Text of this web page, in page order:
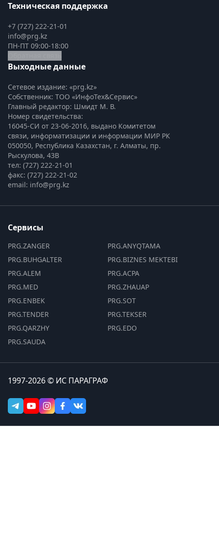
Техническая поддержка
+7 (727) 222-21-01
info@prg.kz
ПН-ПТ 09:00-18:00
Выходные данные
Сетевое издание: «prg.kz»
Собственник: ТОО «ИнфоТех&Сервис»
Главный редактор: Шмидт М. В.
Номер свидетельства:
16045-СИ от 23-06-2016, выдано Комитетом
связи, информатизации и информации МИР РК
050050, Республика Казахстан, г. Алматы, пр.
Рыскулова, 43В
тел: (727) 222-21-01
факс: (727) 222-21-02
email: info@prg.kz
Сервисы
PRG.ZANGER
PRG.BUHGALTER
PRG.ALEM
PRG.MED
PRG.ENBEK
PRG.TENDER
PRG.QARZHY
PRG.SAUDA
PRG.ANYQTAMA
PRG.BIZNES MEKTEBI
PRG.ACPA
PRG.ZHAUAP
PRG.SOT
PRG.TEKSER
PRG.EDO
1997-2026 © ИС ПАРАГРАФ